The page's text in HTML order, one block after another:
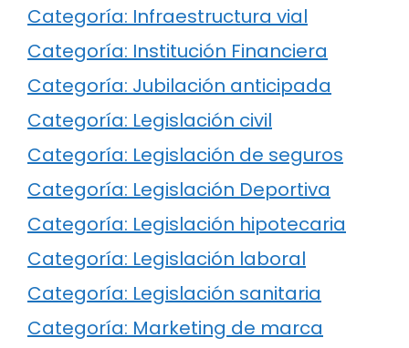
Categoría: Infraestructura vial
Categoría: Institución Financiera
Categoría: Jubilación anticipada
Categoría: Legislación civil
Categoría: Legislación de seguros
Categoría: Legislación Deportiva
Categoría: Legislación hipotecaria
Categoría: Legislación laboral
Categoría: Legislación sanitaria
Categoría: Marketing de marca